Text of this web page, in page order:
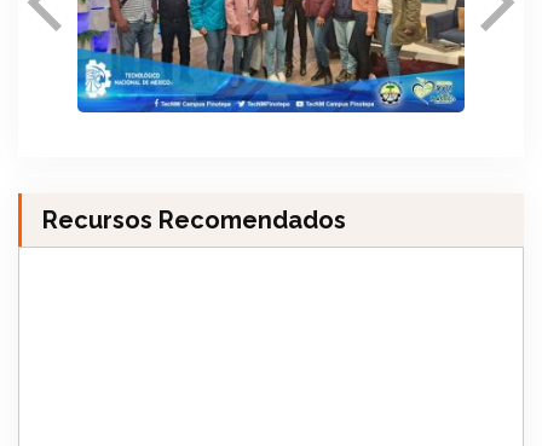
Recursos Recomendados